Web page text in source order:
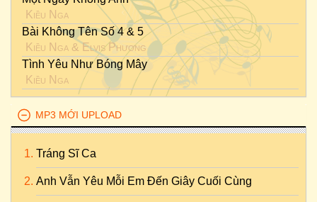
Kiều Nga
Bài Không Tên Số 4 & 5
Kiều Nga &Elvis Phương
Tình Yêu Như Bóng Mây
Kiều Nga
MP3 MỚI UPLOAD
Tráng Sĩ Ca
Anh Vẫn Yêu Mỗi Em Đến Giây Cuối Cùng